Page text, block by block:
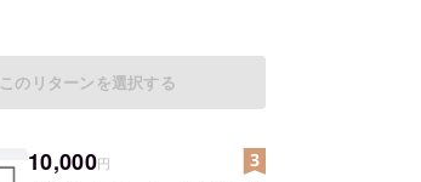
このリターンを選択する
10,000円